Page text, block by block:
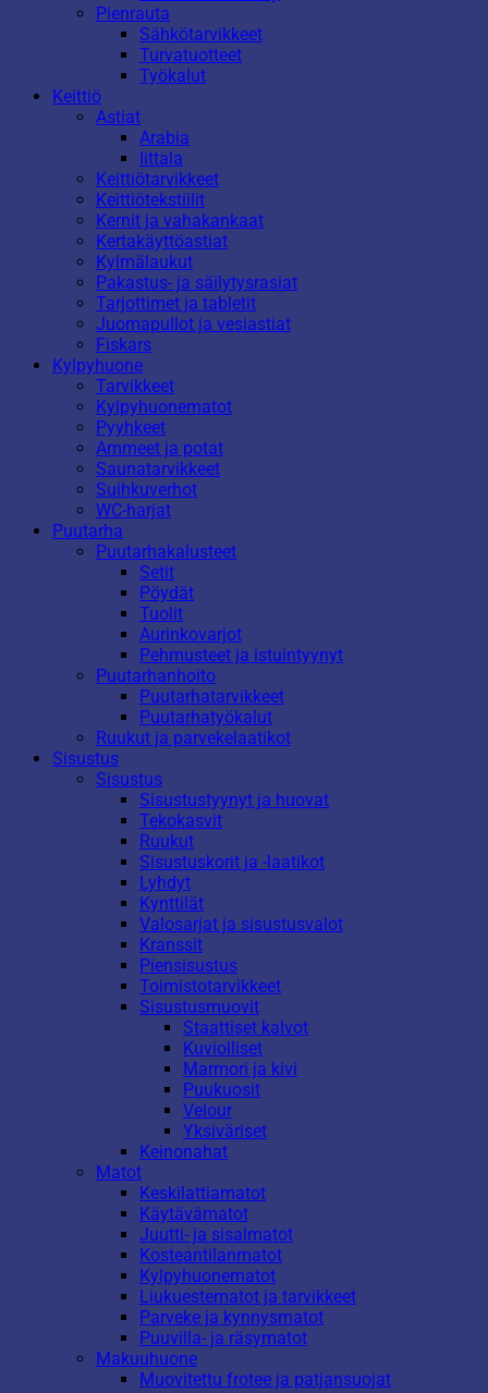
Pienrauta
Sähkötarvikkeet
Turvatuotteet
Työkalut
Keittiö
Astiat
Arabia
Iittala
Keittiötarvikkeet
Keittiötekstiilit
Kernit ja vahakankaat
Kertakäyttöastiat
Kylmälaukut
Pakastus- ja säilytysrasiat
Tarjottimet ja tabletit
Juomapullot ja vesiastiat
Fiskars
Kylpyhuone
Tarvikkeet
Kylpyhuonematot
Pyyhkeet
Ammeet ja potat
Saunatarvikkeet
Suihkuverhot
WC-harjat
Puutarha
Puutarhakalusteet
Setit
Pöydät
Tuolit
Aurinkovarjot
Pehmusteet ja istuintyynyt
Puutarhanhoito
Puutarhatarvikkeet
Puutarhatyökalut
Ruukut ja parvekelaatikot
Sisustus
Sisustus
Sisustustyynyt ja huovat
Tekokasvit
Ruukut
Sisustuskorit ja -laatikot
Lyhdyt
Kynttilät
Valosarjat ja sisustusvalot
Kranssit
Piensisustus
Toimistotarvikkeet
Sisustusmuovit
Staattiset kalvot
Kuviolliset
Marmori ja kivi
Puukuosit
Velour
Yksiväriset
Keinonahat
Matot
Keskilattiamatot
Käytävämatot
Juutti- ja sisalmatot
Kosteantilanmatot
Kylpyhuonematot
Liukuestematot ja tarvikkeet
Parveke ja kynnysmatot
Puuvilla- ja räsymatot
Makuuhuone
Muovitettu frotee ja patjansuojat